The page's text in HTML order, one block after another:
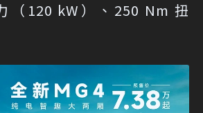
（120 kW）、250 Nm 扭